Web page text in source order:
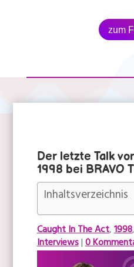
zum
BRAVO TV|Hold On |Lori Stern
Der letzte Talk
1998 bei BRAVO
Inhaltsverzeichnis
Caught In The Act,1998
Interviews|0